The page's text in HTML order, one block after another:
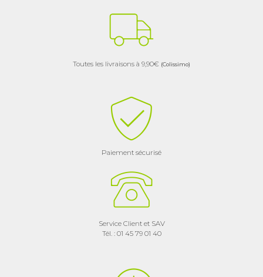
Toutes les livraisons à 9,90€ (Colissimo)
Paiement sécurisé
Service Client et SAV
Tél. : 01 45 79 01 40